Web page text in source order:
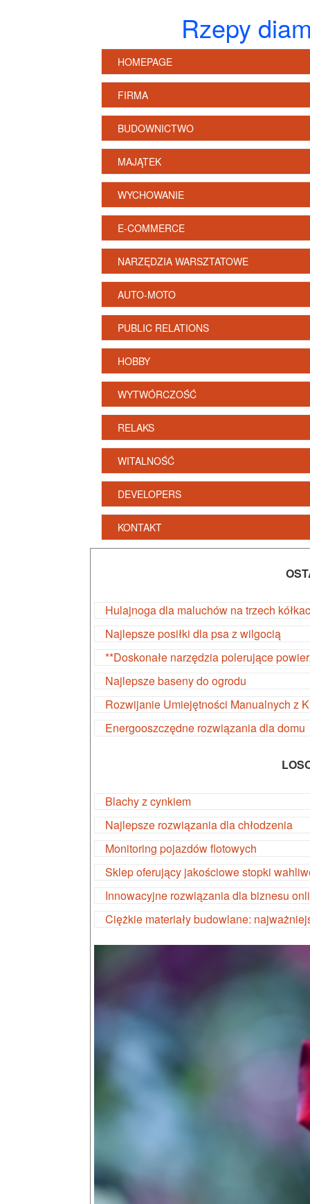
Rzepy
HOMEPAGE
FIRMA
BUDOWNICTWO
MAJĄTEK
WYCHOWANIE
E-COMMERCE
NARZĘDZIA WARSZTATOWE
AUTO-MOTO
PUBLIC RELATIONS
HOBBY
WYTWÓRCZOŚĆ
RELAKS
WITALNOŚĆ
DEVELOPERS
KONTAKT
Hulajnoga dla maluchów na trzech
Najlepsze posiłki dla psa z wilgocią
**Doskonałe narzędzia polerujące
Najlepsze baseny do ogrodu
Rozwijanie Umiejętności Manualnych z
Energooszczędne rozwiązania dla domu
Blachy z cynkiem
Najlepsze rozwiązania dla chłodzenia
Monitoring pojazdów flotowych
Sklep oferujący jakościowe stopki
Innowacyjne rozwiązania dla biznesu
Ciężkie materiały budowlane: